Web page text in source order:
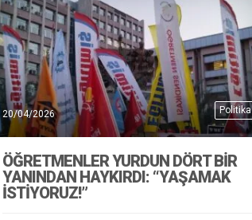
Politika
20/04/2026
ÖĞRETMENLER YURDUN DÖRT BIR
YANINDAN HAYKIRDI: “YAŞAMAK
İSTIYORUZ!”